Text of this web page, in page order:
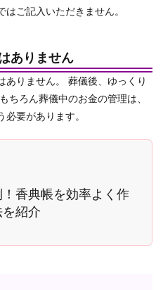
ご記入いただきません。
ありません
ありません。 葬儀後、ゆっくり
もちろん葬儀中のお金の管理は、
要があります。
香典帳を効率よく作
紹介